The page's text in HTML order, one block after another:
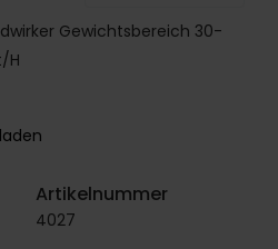
Gewichtsbereich 30-
H
Artikelnummer
4027